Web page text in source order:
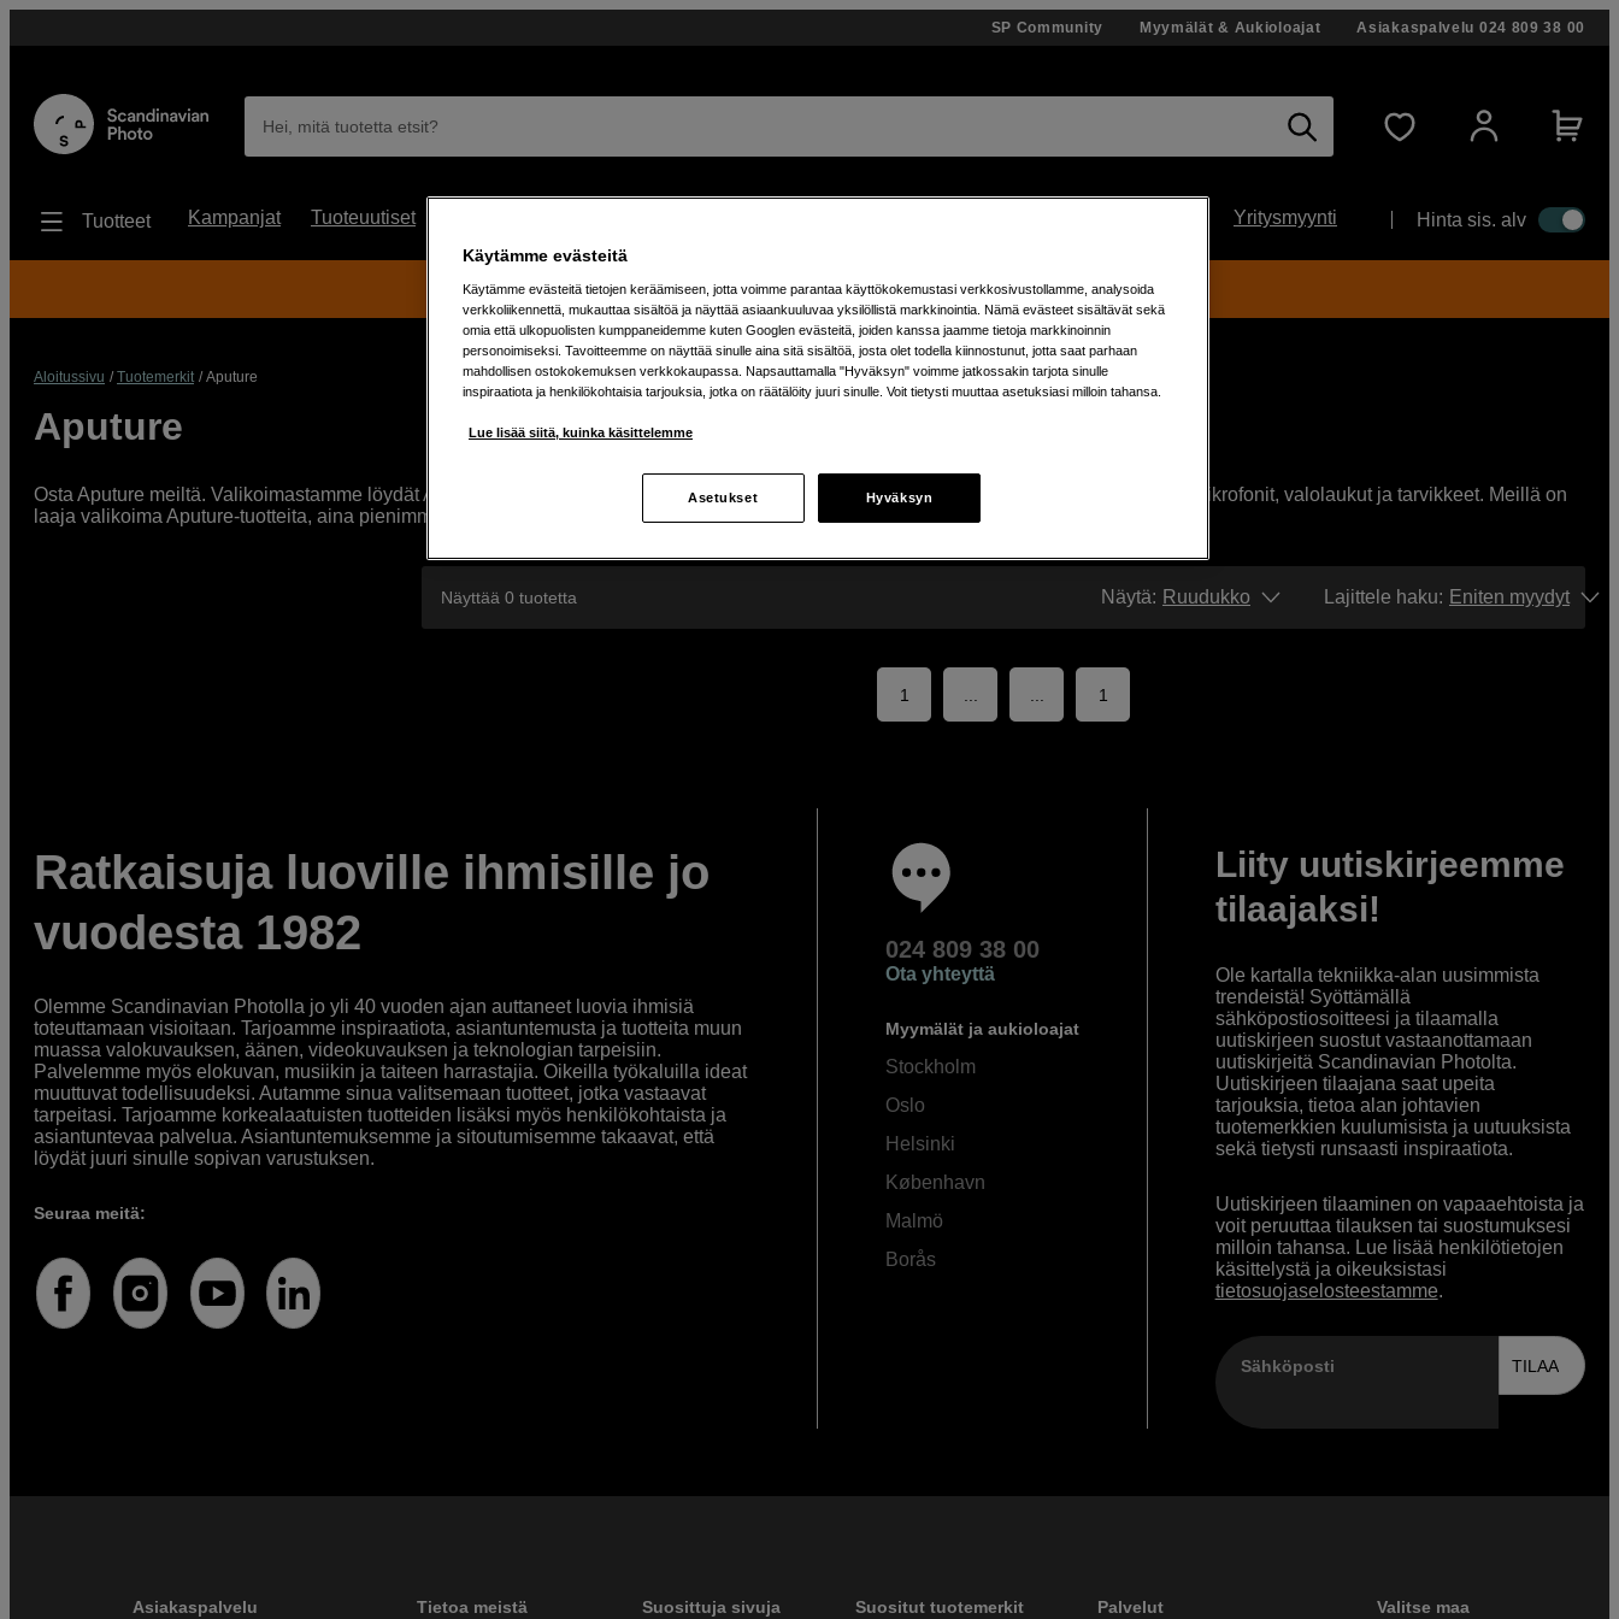
SP Community Myymälät & Aukioloajat Asiakaspalvelu 024 809 38 00
Hei, mitä tuotetta etsit?
Tuotteet Kampanjat Tuoteuutiset Yritysmyynti Hinta sis. alv
Aloitussivu Tuotemerkit Aputure
Aputure
Osta Aputure meiltä. Valikoimastamme löydät Aputuren LED-valot, valaistuspaketit, videovalot, softboxit, LCD-monitorit, nappimikrofonit, mikrofonit, valolaukut ja tarvikkeet. Meillä on
laaja valikoima Aputure-tuotteita, aina pienimmistä led-paneeleista ammattimaisiin valoihin.
Näyttää 0 tuotetta Näytä: Ruudukko Lajittele haku: Eniten myydyt
1 1
Ratkaisuja luoville ihmisille jo
vuodesta 1982
Olemme Scandinavian Photolla jo yli 40 vuoden ajan auttaneet luovia ihmisiä
toteuttamaan visioitaan. Tarjoamme inspiraatiota, asiantuntemusta ja tuotteita muun
muassa valokuvauksen, äänen, videokuvauksen ja teknologian tarpeisiin.
Palvelemme myös elokuvan, musiikin ja taiteen harrastajia. Oikeilla työkaluilla ideat
muuttuvat todellisuudeksi. Autamme sinua valitsemaan tuotteet, jotka vastaavat
tarpeitasi. Tarjoamme korkealaatuisten tuotteiden lisäksi myös henkilökohtaista ja
asiantuntevaa palvelua. Asiantuntemuksemme ja sitoutumisemme takaavat, että
löydät juuri sinulle sopivan varustuksen.
Seuraa meitä:
024 809 38 00
Ota yhteyttä
Myymälät ja aukioloajat
Stockholm
Oslo
Helsinki
København
Malmö
Borås
Liity uutiskirjeemme
tilaajaksi!
Ole kartalla tekniikka-alan uusimmista
trendeistä! Syöttämällä
sähköpostiosoitteesi ja tilaamalla
uutiskirjeen suostut vastaanottamaan
uutiskirjeitä Scandinavian Photolta.
Uutiskirjeen tilaajana saat upeita
tarjouksia, tietoa alan johtavien
tuotemerkkien kuulumisista ja uutuuksista
sekä tietysti runsaasti inspiraatiota.
Uutiskirjeen tilaaminen on vapaaehtoista ja
voit peruuttaa tilauksen tai suostumuksesi
milloin tahansa. Lue lisää henkilötietojen
käsittelystä ja oikeuksistasi
tietosuojaselosteestamme.
Sähköposti TILAA
Asiakaspalvelu Tietoa meistä Suosittuja sivuja Suositut tuotemerkit Palvelut Valitse maa
30 % alennusta teenage engineering -tuotteista – 7.8. asti!
Käytämme evästeitä
Käytämme evästeitä tietojen keräämiseen, jotta voimme parantaa käyttökokemustasi verkkosivustollamme, analysoida
verkkoliikennettä, mukauttaa sisältöä ja näyttää asiaankuuluvaa yksilöllistä markkinointia. Nämä evästeet sisältävät sekä
omia että ulkopuolisten kumppaneidemme kuten Googlen evästeitä, joiden kanssa jaamme tietoja markkinoinnin
personoimiseksi. Tavoitteemme on näyttää sinulle aina sitä sisältöä, josta olet todella kiinnostunut, jotta saat parhaan
mahdollisen ostokokemuksen verkkokaupassa. Napsauttamalla "Hyväksyn" voimme jatkossakin tarjota sinulle
inspiraatiota ja henkilökohtaisia tarjouksia, jotka on räätälöity juuri sinulle. Voit tietysti muuttaa asetuksiasi milloin tahansa.
Lue lisää siitä, kuinka käsittelemme
Asetukset Hyväksyn